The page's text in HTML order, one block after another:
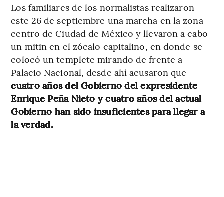
Los familiares de los normalistas realizaron
este 26 de septiembre una marcha en la zona
centro de Ciudad de México y llevaron a cabo
un mitin en el zócalo capitalino, en donde se
colocó un templete mirando de frente a
Palacio Nacional, desde ahí acusaron que
cuatro años del Gobierno del expresidente
Enrique Peña Nieto y cuatro años del actual
Gobierno han sido insuficientes para llegar a
la verdad.